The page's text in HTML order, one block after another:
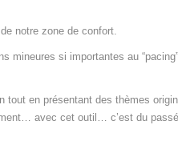
notre zone de confort.
mineures si importantes au
tout en présentant des thèmes
avec cet outil… c’est du